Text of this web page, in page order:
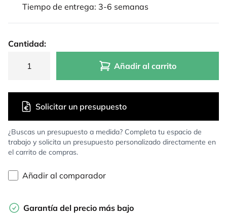
Tiempo de entrega: 3-6 semanas
Cantidad:
Añadir al carrito
¿Buscas un presupuesto a medida? Completa tu espacio de
trabajo y solicita un presupuesto personalizado directamente en
el carrito de compras.
Solicitar un presupuesto
Añadir al comparador
Garantía del precio más bajo